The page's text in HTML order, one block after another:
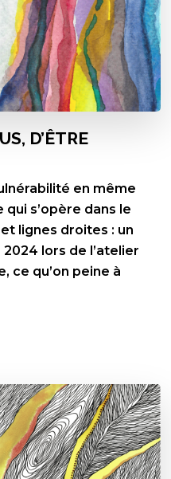
D’ÊTRE
en même
s’opère dans le
lignes droites : un
lors de l’atelier
ce qu’on peine à